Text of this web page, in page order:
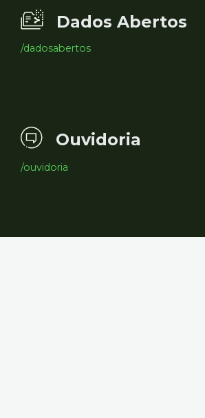
Dados Abertos
/dadosabertos
Ouvidoria
/ouvidoria